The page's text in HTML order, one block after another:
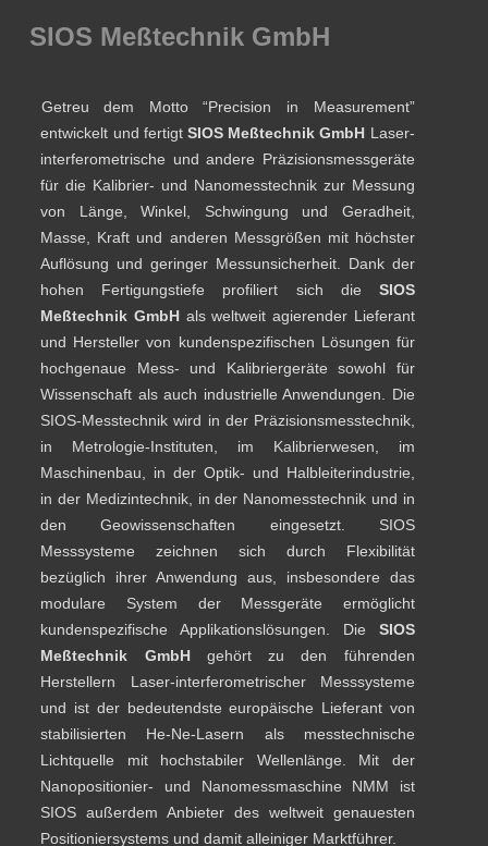
SIOS Meßtechnik GmbH
Getreu dem Motto “Precision in Measurement”
entwickelt und fertigt SIOS Meßtechnik GmbH Laser-
interferometrische und andere Präzisionsmessgeräte
für die Kalibrier- und Nanomesstechnik zur Messung
von Länge, Winkel, Schwingung und Geradheit,
Masse, Kraft und anderen Messgrößen mit höchster
Auflösung und geringer Messunsicherheit. Dank der
hohen Fertigungstiefe profiliert sich die SIOS
Meßtechnik GmbH als weltweit agierender Lieferant
und Hersteller von kundenspezifischen Lösungen für
hochgenaue Mess- und Kalibriergeräte sowohl für
Wissenschaft als auch industrielle Anwendungen. Die
SIOS-Messtechnik wird in der Präzisionsmesstechnik,
in Metrologie-Instituten, im Kalibrierwesen, im
Maschinenbau, in der Optik- und Halbleiterindustrie,
in der Medizintechnik, in der Nanomesstechnik und in
den Geowissenschaften eingesetzt. SIOS
Messsysteme zeichnen sich durch Flexibilität
bezüglich ihrer Anwendung aus, insbesondere das
modulare System der Messgeräte ermöglicht
kundenspezifische Applikationslösungen. Die SIOS
Meßtechnik GmbHgehört zu den führenden
Herstellern Laser-interferometrischer Messsysteme
und ist der bedeutendste europäische Lieferant von
stabilisierten He-Ne-Lasern als messtechnische
Lichtquelle mit hochstabiler Wellenlänge. Mit der
Nanopositionier- und Nanomessmaschine NMM ist
SIOS außerdem Anbieter des weltweit genauesten
Positioniersystems und damit alleiniger Marktführer.